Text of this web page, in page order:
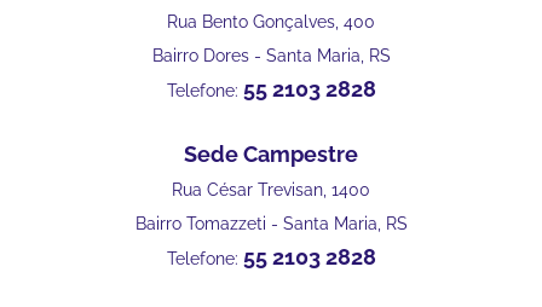
Rua Bento Gonçalves, 400
Bairro Dores - Santa Maria, RS
Telefone: 55 2103 2828
Sede Campestre
Rua César Trevisan, 1400
Bairro Tomazzeti - Santa Maria, RS
Telefone: 55 2103 2828